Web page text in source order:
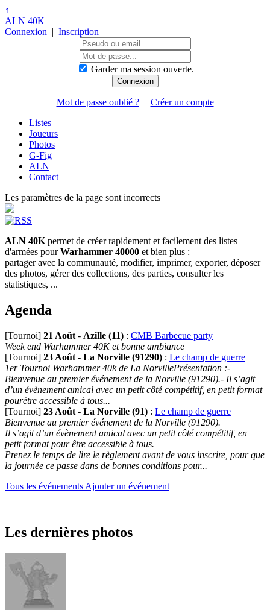
↑
ALN 40K
Connexion | Inscription
Garder ma session ouverte.
Mot de passe oublié ?| Créer un compte
Listes
Joueurs
Photos
G-Fig
ALN
Contact
Les paramètres de la page sont incorrects
ALN 40K permet de créer rapidement et facilement des listes
d'armées pourWarhammer 40000 et bien plus :
partager avec la communauté, modifier, imprimer, exporter, déposer
des photos, gérer des collections, des parties, consulter les
statistiques, ...
Agenda
[Tournoi] 21 Août - Azille (11) : CMB Barbecue party
Week end Warhammer 40K et bonne ambiance
[Tournoi] 23 Août - La Norville (91290) : Le champ de guerre
1er Tournoi Warhammer 40k de La NorvillePrésentation :-
Bienvenue au premier événement de la Norville (91290).- Il s’agit
d’un évènement amical avec un petit côté compétitif, en petit format
pourêtre accessible à tous...
[Tournoi] 23 Août - La Norville (91) : Le champ de guerre
Bienvenue au premier événement de la Norville (91290).
Il s’agit d’un évènement amical avec un petit côté compétitif, en
petit format pour être accessible à tous.
Prenez le temps de lire le règlement avant de vous inscrire, pour que
la journée ce passe dans de bonnes conditions pour...
Tous les événements Ajouter un événement
Les dernières photos